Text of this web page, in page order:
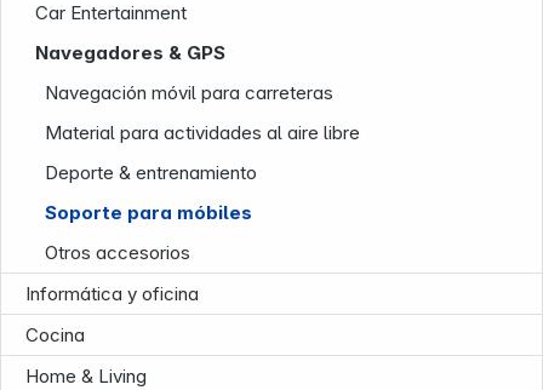
Car Entertainment
Navegadores & GPS
Navegación móvil para carreteras
Material para actividades al aire libre
Deporte & entrenamiento
Soporte para móbiles
Otros accesorios
Informática y oficina
Cocina
Home & Living
Infoterminal